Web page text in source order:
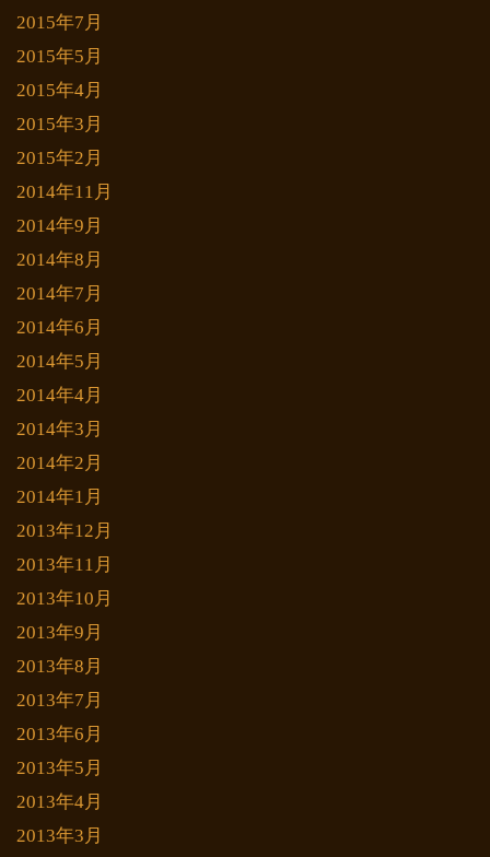
2015年7月
2015年5月
2015年4月
2015年3月
2015年2月
2014年11月
2014年9月
2014年8月
2014年7月
2014年6月
2014年5月
2014年4月
2014年3月
2014年2月
2014年1月
2013年12月
2013年11月
2013年10月
2013年9月
2013年8月
2013年7月
2013年6月
2013年5月
2013年4月
2013年3月